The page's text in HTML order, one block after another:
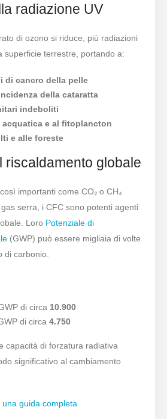
radiazione UV
di ozono si riduce, più radiazioni
superficie terrestre, portando a:
di cancro della pelle
della cataratta
indeboliti
acquatica e al fitoplancton
e alle foreste
riscaldamento globale
importanti come CO₂ o CH₄
serra, i CFC sono potenti agenti
Loro Potenziale di
(GWP) può essere migliaia di volte
di carbonio.
di circa 10.900
di circa 4.750
capacità di forzatura radiativa
significativo al cambiamento
guida completa